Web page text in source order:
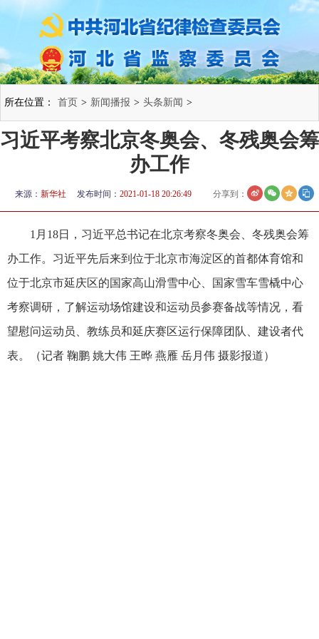
所在位置： 首页 > 新闻播报 > 头条新闻 >
习近平考察北京冬奥会、冬残奥会筹
办工作
来源： 新华社 发布时间： 2021-01-18 20:26:49 分享到：
1月18日，习近平总书记在北京考察冬奥会、冬残奥会筹
办工作。习近平先后来到位于北京市海淀区的首都体育馆和
位于北京市延庆区的国家高山滑雪中心、国家雪车雪橇中心
考察调研，了解运动场馆建设和运动员参赛备战等情况，看
望慰问运动员、教练员和延庆赛区运行保障团队、建设者代
表。（记者 鞠鹏 姚大伟 王晔 燕雁 岳月伟 摄影报道）